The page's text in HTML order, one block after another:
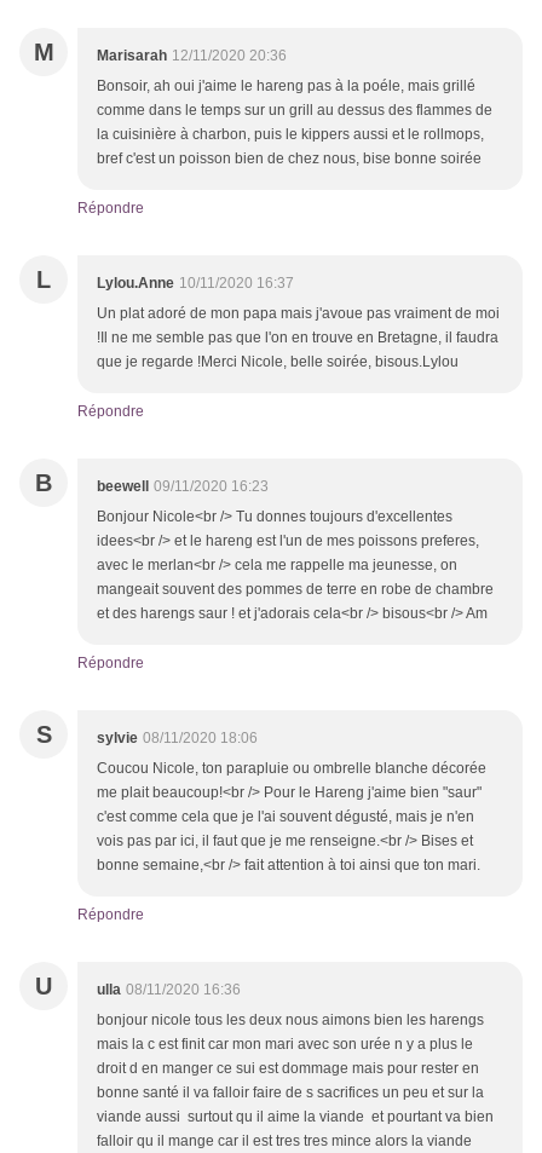
M Marisarah 12/11/2020 20:36
Bonsoir, ah oui j'aime le hareng pas à la poéle, mais grillé
comme dans le temps sur un grill au dessus des flammes de
la cuisinière à charbon, puis le kippers aussi et le rollmops,
bref c'est un poisson bien de chez nous, bise bonne soirée
Répondre
L Lylou.Anne 10/11/2020 16:37
Un plat adoré de mon papa mais j'avoue pas vraiment de moi
!Il ne me semble pas que l'on en trouve en Bretagne, il faudra
que je regarde !Merci Nicole, belle soirée, bisous.Lylou
Répondre
B beewell
09/11/2020 16:23
Bonjour Nicole<br /> Tu donnes toujours d'excellentes
idees<br /> et le hareng est l'un de mes poissons preferes,
avec le merlan<br /> cela me rappelle ma jeunesse, on
mangeait souvent des pommes de terre en robe de chambre
et des harengs saur ! et j'adorais cela<br /> bisous<br /> Am
Répondre
S sylvie 08/11/2020 18:06
Coucou Nicole, ton parapluie ou ombrelle blanche décorée
me plait beaucoup!<br /> Pour le Hareng j'aime bien "saur"
c'est comme cela que je l'ai souvent dégusté, mais je n'en
vois pas par ici, il faut que je me renseigne.<br /> Bises et
bonne semaine,<br /> fait attention à toi ainsi que ton mari.
Répondre
U ulla 08/11/2020 16:36
bonjour nicole tous les deux nous aimons bien les harengs
mais la c est finit car mon mari avec son urée n y a plus le
droit d en manger ce sui est dommage mais pour rester en
bonne santé il va falloir faire de s sacrifices un peu et sur la
viande aussi surtout qu il aime la viande et pourtant va bien
falloir qu il mange car il est tres tres mince alors la viande